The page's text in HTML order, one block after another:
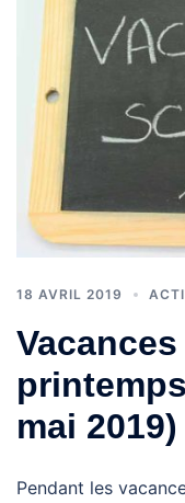
18 AVRIL 2019
mai 2019)
Pendant les